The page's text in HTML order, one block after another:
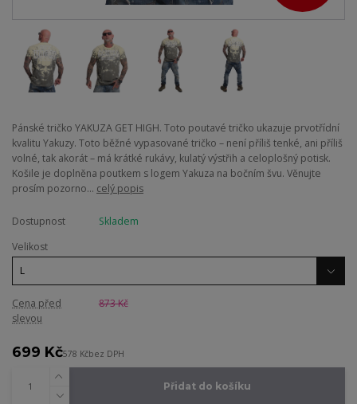
Pánské tričko YAKUZA GET HIGH. Toto poutavé tričko ukazuje prvotřídní
kvalitu Yakuzy. Toto běžné vypasované tričko – není příliš tenké, ani příliš
volné, tak akorát – má krátké rukávy, kulatý výstřih a celoplošný potisk.
Košile je doplněna poutkem s logem Yakuza na bočním švu. Věnujte
prosím pozorno... celý popis
Dostupnost
Skladem
Velikost
Cena před
slevou
873 Kč
699 Kč578 Kčbez DPH
Přidat do košíku